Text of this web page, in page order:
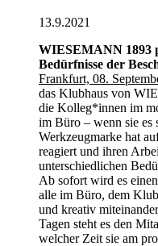
13.9.2021
WIESEMANN 1893
Bedürfnisse der
Frankfurt, 08.
das Klubhaus von
die Kolleg*innen im
im Büro – wenn sie es
Werkzeugmarke hat
reagiert und ihren
unterschiedlichen
Ab sofort wird es
alle im Büro, dem
und kreativ
Tagen steht es den
welcher Zeit sie am